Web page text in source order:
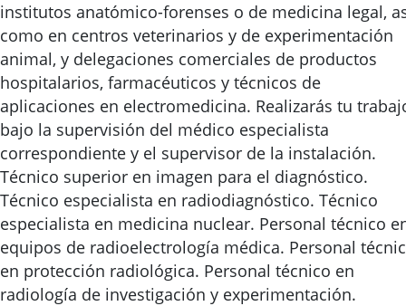
institutos anatómico-forenses o de medicina legal,
como en centros veterinarios y de experimentación
animal, y delegaciones comerciales de productos
hospitalarios, farmacéuticos y técnicos de
aplicaciones en electromedicina. Realizarás tu
bajo la supervisión del médico especialista
correspondiente y el supervisor de la instalación.
Técnico superior en imagen para el diagnóstico.
Técnico especialista en radiodiagnóstico. Técnico
especialista en medicina nuclear. Personal técnico
equipos de radioelectrología médica. Personal
en protección radiológica. Personal técnico en
radiología de investigación y experimentación.